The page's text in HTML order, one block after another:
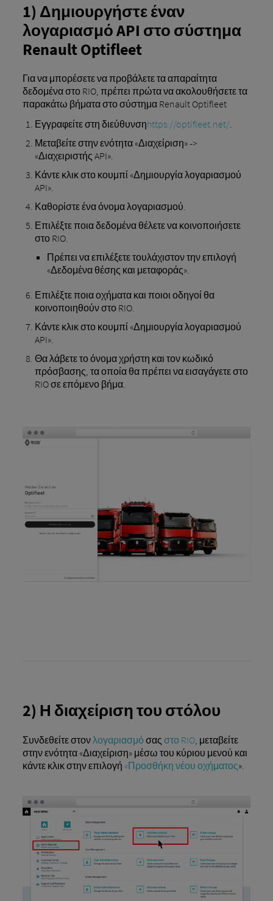
1) Δημιουργήστε έναν
λογαριασμό API στο σύστημα
Renault Optifleet
Για να μπορέσετε να προβάλετε τα απαραίτητα
δεδομένα στο RIO, πρέπει πρώτα να ακολουθήσετε τα
παρακάτω βήματα στο σύστημα Renault Optifleet
Εγγραφείτε στη διεύθυνσηhttps://optifleet.net/.
Μεταβείτε στην ενότητα «Διαχείριση» ->
«Διαχειριστής API».
Κάντε κλικ στο κουμπί «Δημιουργία λογαριασμού
API».
Καθορίστε ένα όνομα λογαριασμού.
Επιλέξτε ποια δεδομένα θέλετε να κοινοποιήσετε
στο RIO.
Πρέπει να επιλέξετε τουλάχιστον την επιλογή
«Δεδομένα θέσης και μεταφοράς».
Επιλέξτε ποια οχήματα και ποιοι οδηγοί θα
κοινοποιηθούν στο RIO.
Κάντε κλικ στο κουμπί «Δημιουργία λογαριασμού
API».
Θα λάβετε το όνομα χρήστη και τον κωδικό
πρόσβασης, τα οποία θα πρέπει να εισαγάγετε στο
RIO σε επόμενο βήμα.
2) Η διαχείριση του στόλου
Συνδεθείτε στον λογαριασμό σας στο RIO, μεταβείτε
στην ενότητα «Διαχείριση» μέσω του κύριου μενού και
κάντε κλικ στην επιλογή «Προσθήκη νέου οχήματος».